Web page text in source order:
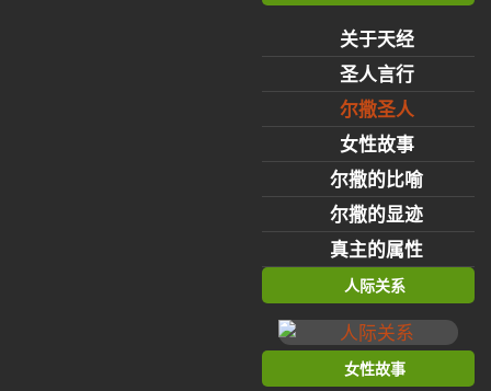
关于天经
圣人言行
尔撒圣人
女性故事
尔撒的比喻
尔撒的显迹
真主的属性
人际关系
女性故事